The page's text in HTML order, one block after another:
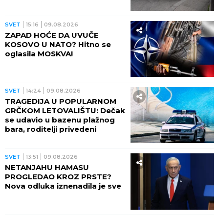
SVET 15:16 09.08.2026
ZAPAD HOĆE DA UVUČE
KOSOVO U NATO? Hitno se
oglasila MOSKVA!
SVET 14:24 09.08.2026
TRAGEDIJA U POPULARNOM
GRČKOM LETOVALIŠTU: Dečak
se udavio u bazenu plažnog
bara, roditelji privedeni
SVET 13:51 09.08.2026
NETANJAHU HAMASU
PROGLEDAO KROZ PRSTE?
Nova odluka iznenadila je sve